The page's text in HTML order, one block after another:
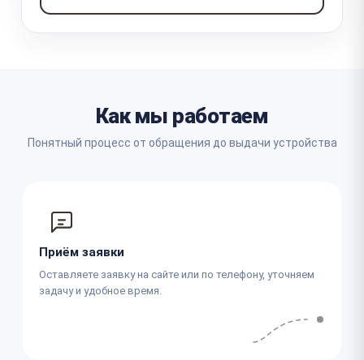
Как мы работаем
Понятный процесс от обращения до выдачи устройства
Приём заявки
Оставляете заявку на сайте или по телефону, уточняем
задачу и удобное время.